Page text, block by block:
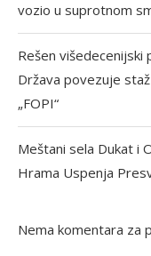
vozio u suprotnom
Rešen višedecenijski
Država povezuje
„FOPI“
Meštani sela Dukat i
Hrama Uspenja
Nema komentara za